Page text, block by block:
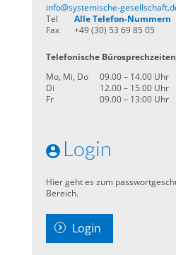
info@systemische-
Tel
Alle Telefon-Nummern
Fax
+49 (30) 53 69 85 05
Telefonische
Mo, Mi, Do
09.00 – 14.00 Uhr
Di
12.00 – 15.00 Uhr
Fr
09.00 – 13:00 Uhr
Login
Hier geht es zum
Bereich.
Login